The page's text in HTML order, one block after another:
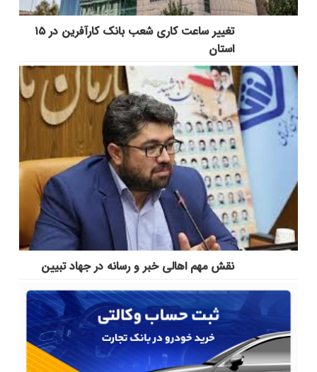
تغییر ساعت کاری شعب بانک کارآفرین در ۱۵
استان
نقش مهم اهالی خبر و رسانه در جهاد تبیین